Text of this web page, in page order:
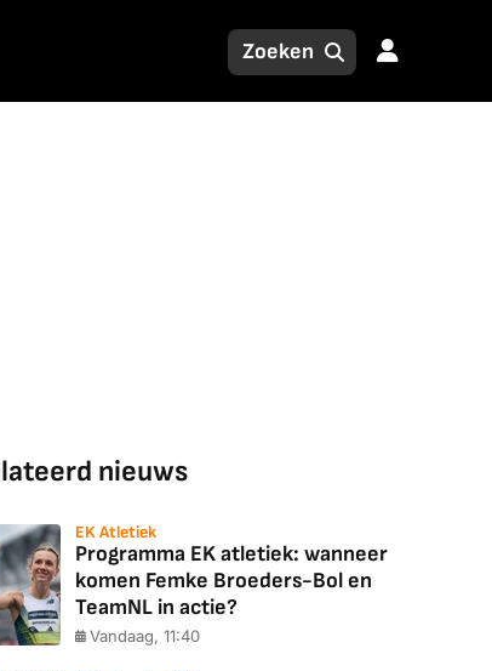
nieuws
EK Atletiek
Programma EK atletiek: wanneer
komen Femke Broeders-Bol en
TeamNL in actie?
Vandaag, 11:40